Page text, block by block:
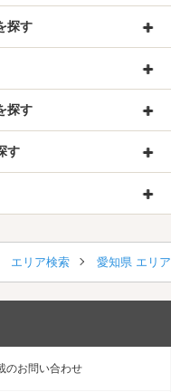
探す
探す
す
エリア検索 愛知県 エリ
のお問い合わせ